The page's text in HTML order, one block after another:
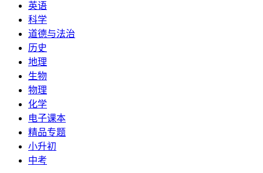
英语
科学
道德与法治
历史
地理
生物
物理
化学
电子课本
精品专题
小升初
中考